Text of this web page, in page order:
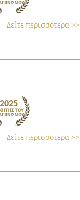
Δείτε περισσότερα >>
Δείτε περισσότερα >>